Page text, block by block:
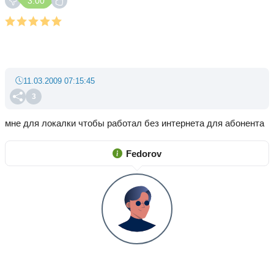
3
11.03.2009 07:15:45
мне для локалки чтобы работал без интернета для абонента
Fedorov